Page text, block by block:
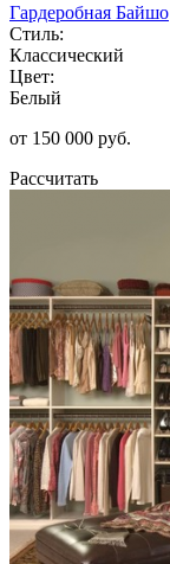
Гардеробная Байшо
Стиль:
Классический
Цвет:
Белый
от 150 000 руб.
Рассчитать